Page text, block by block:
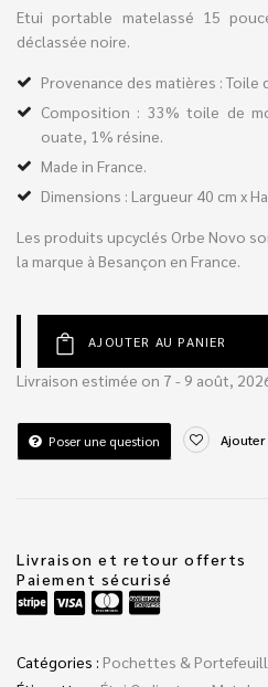
Etui portable matelassé 15
déclassée noire.
Provenance des matières :
Composition : 33% toile de
ouate, 1% résine.
Made in France.
Dimensions : Largueur 40 cm x
Les produits upcyclés Orbe Novo
la marque à Besançon en France.
AJOUTER AU PANIER
Livraison estimée on 7 - 9 août,
Poser une question Ajouter
Livraison et retour offerts
Paiement sécurisé
Catégories : Pochettes &